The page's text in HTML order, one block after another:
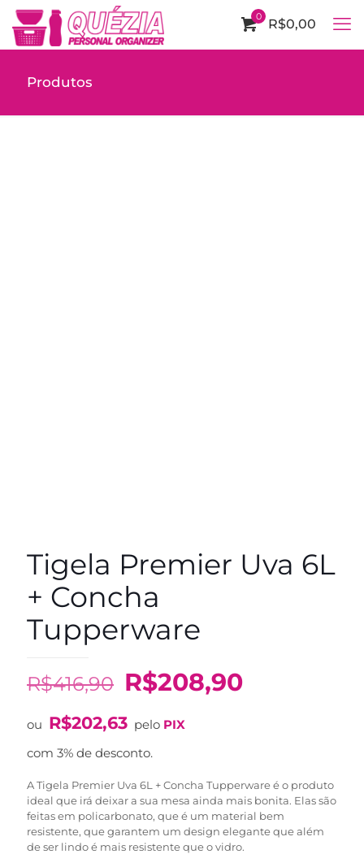
0 R$0,00
Produtos
Tigela Premier Uva 6L
+ Concha
Tupperware
R$416,90 O
original
era:
R$416,90.
R$208,90O
R$208,90.
ou R$202,63 pelo PIX
com 3% de desconto.
A Tigela Premier Uva 6L + Concha Tupperware é o produto
ideal que irá deixar a sua mesa ainda mais bonita. Elas são
feitas em policarbonato, que é um material bem
resistente, que garantem um design elegante que além
de ser lindo é mais resistente que o vidro.